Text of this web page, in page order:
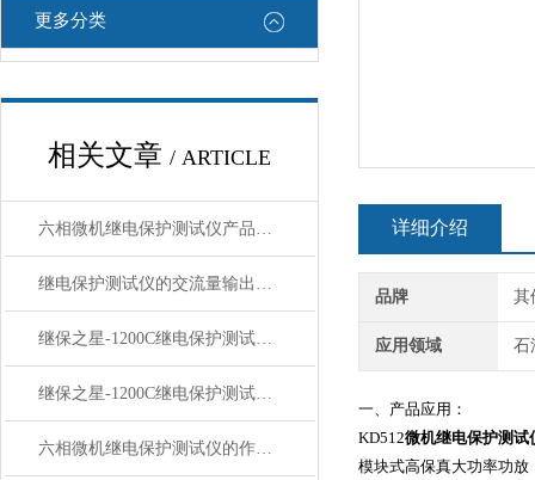
更多分类
相关文章 / ARTICLE
六相微机继电保护测试仪产品特征与技术参数
继电保护测试仪的交流量输出功能的精度有多高？
继保之星-1200C继电保护测试仪技术参数
继保之星-1200C继电保护测试仪性能特点
六相微机继电保护测试仪的作用与应用
详细介绍
品牌 其
应用领域 石
一、产品应用：
KD512微机继电保护测试
模块式高保真大功率功